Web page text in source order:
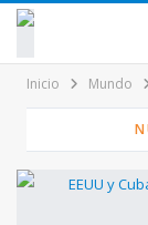
contenido
Inicio Mundo